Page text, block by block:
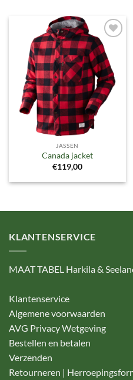
Toevoegen
aan
verlanglijst
JASSEN
Canada jacket
€119,00
KLANTENSERVICE
MAAT TABEL Harkila &
Klantenservice
Algemene voorwaarden
AVG Privacy Wetgeving
Bestellen en betalen
Verzenden
Retourneren |